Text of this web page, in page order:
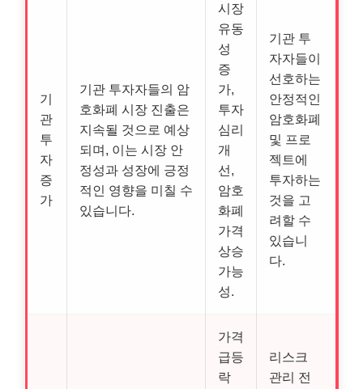
기
관
투
자
증
가
기관 투자자들의 암
호화폐 시장 진출은
지속될 것으로 예상
되며, 이는 시장 안
정성과 성장에 긍정
적인 영향을 미칠 수
있습니다.
시장
유동
성
증
가,
투자
심리
개
선,
암호
화폐
가격
상승
가능
성.
기관 투
자자들이
선호하는
안정적인
암호화폐
및 프로
젝트에
투자하는
것을 고
려할 수
있습니
다.
가격
급등
락
리스크
관리 전